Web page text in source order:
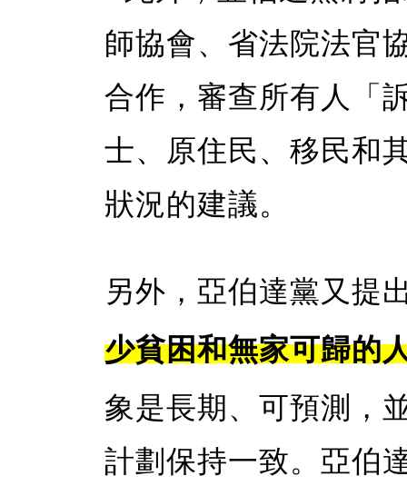
師協會、省法院法官
合作，審查所有人「
士、原住民、移民和
狀況的建議。
另外，亞伯達黨又提
少貧困和無家可歸的
象是長期、可預測，
計劃保持一致。亞伯